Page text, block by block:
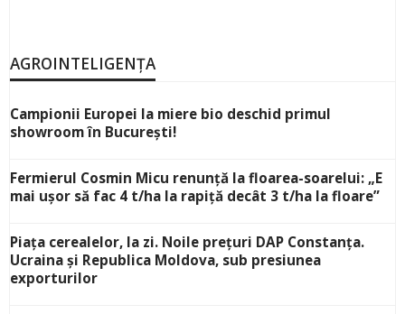
AGROINTELIGENȚA
Campionii Europei la miere bio deschid primul
showroom în București!
Fermierul Cosmin Micu renunță la floarea-soarelui: „E
mai ușor să fac 4 t/ha la rapiță decât 3 t/ha la floare”
Piața cerealelor, la zi. Noile prețuri DAP Constanța.
Ucraina și Republica Moldova, sub presiunea
exporturilor